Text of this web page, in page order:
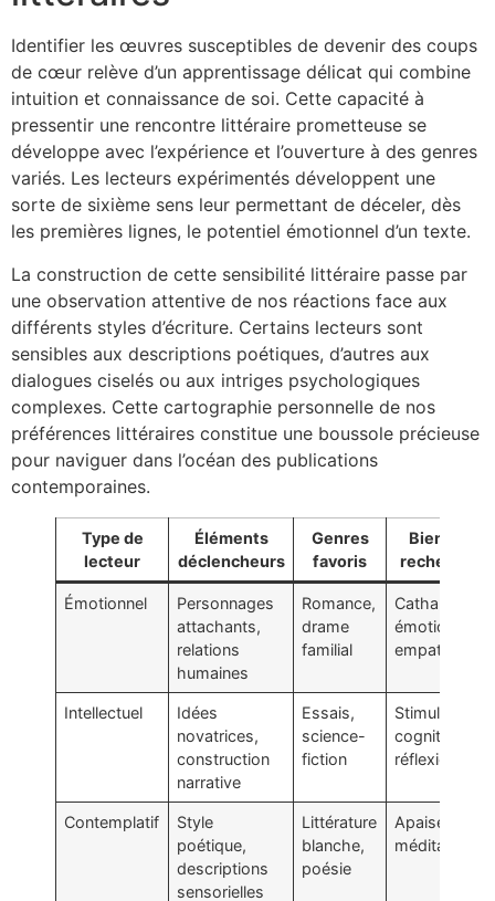
Identifier les œuvres susceptibles de devenir des coups
de cœur relève d’un apprentissage délicat qui combine
intuition et connaissance de soi. Cette capacité à
pressentir une rencontre littéraire prometteuse se
développe avec l’expérience et l’ouverture à des genres
variés. Les lecteurs expérimentés développent une
sorte de sixième sens leur permettant de déceler, dès
les premières lignes, le potentiel émotionnel d’un texte.
La construction de cette sensibilité littéraire passe par
une observation attentive de nos réactions face aux
différents styles d’écriture. Certains lecteurs sont
sensibles aux descriptions poétiques, d’autres aux
dialogues ciselés ou aux intriges psychologiques
complexes. Cette cartographie personnelle de nos
préférences littéraires constitue une boussole précieuse
pour naviguer dans l’océan des publications
contemporaines.
Type de
lecteur
Éléments
déclencheurs
Genres
favoris
Bienfaits
recherchés
Émotionnel
Personnages
attachants,
relations
humaines
Romance,
drame
familial
Catharsis
émotionnelle,
empathie
Intellectuel
Idées
novatrices,
construction
narrative
Essais,
science-
fiction
Stimulation
cognitive,
réflexion
Contemplatif
Style
poétique,
descriptions
sensorielles
Littérature
blanche,
poésie
Apaisement,
méditation